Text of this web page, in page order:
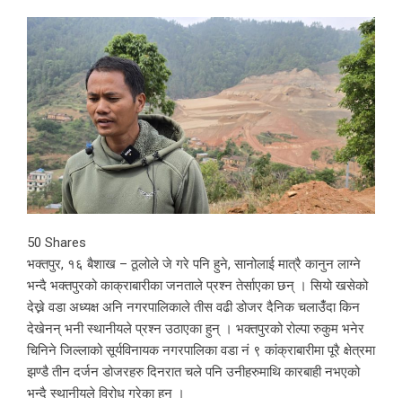
50 Shares
भक्तपुर, १६ बैशाख – ठूलोले जे गरे पनि हुने, सानोलाई मात्रै कानुन लाग्ने
भन्दै भक्तपुरको काक्राबारीका जनताले प्रश्न तेर्साएका छन् । सियो खसेको
देख्ने वडा अध्यक्ष अनि नगरपालिकाले तीस वढी डोजर दैनिक चलाउँंदा किन
देखेनन् भनी स्थानीयले प्रश्न उठाएका हुन् । भक्तपुरको रोल्पा रुकुम भनेर
चिनिने जिल्लाको सूर्यविनायक नगरपालिका वडा नं ९ कांक्राबारीमा पूरै क्षेत्रमा
झण्डै तीन दर्जन डोजरहरु दिनरात चले पनि उनीहरुमाथि कारबाही नभएको
भन्दै स्थानीयले विरोध गरेका हुन् ।